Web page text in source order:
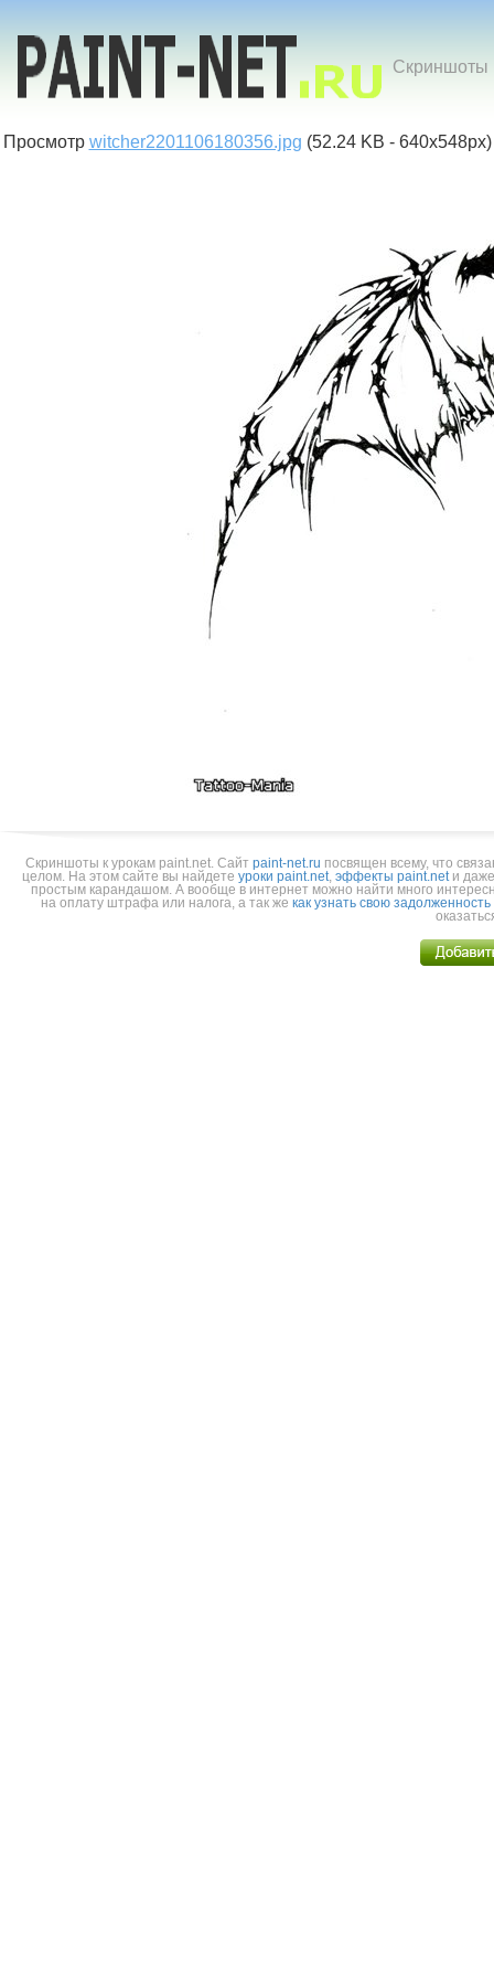
Скриншоты
Просмотр witcher2201106180356.jpg (52.24 KB - 640x548px)
Скриншоты к урокам paint.net. Cайт paint-net.ru посвящен всему, что
целом. На этом сайте вы найдетеуроки paint.net ,эффекты paint.net и
простым карандашом. А вообще в интернет можно найти много
на оплату штрафа или налога, а так жекак узнать свою